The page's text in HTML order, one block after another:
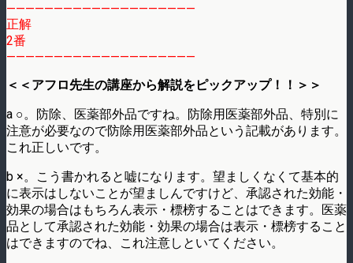
————————————————————
正解
2番
————————————————————
＜＜アフロ先生の講座から解説をピックアップ！！＞＞
a ○。防除、医薬部外品ですね。防除用医薬部外品、特別に
注意が必要なので防除用医薬部外品という記載があります。
これ正しいです。
b ×。こう書かれると嘘になります。望ましくなくて基本的
に表示はしないことが望ましんですけど、承認された効能・
効果の場合はもちろん表示・標榜することはできます。医薬
品として承認された効能・効果の場合は表示・標榜すること
はできますのでね、これ注意しといてください。